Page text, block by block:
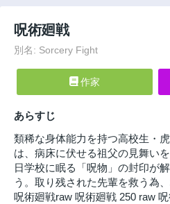
呪術廻戦
別名: Sorcery Fight
作家
あらすじ
類稀な身体能力を持つ高校生・
は、病床に伏せる祖父の見舞い
日学校に眠る「呪物」の封印が
う。取り残された先輩を救う為
呪術廻戦raw 呪術廻戦 250 raw